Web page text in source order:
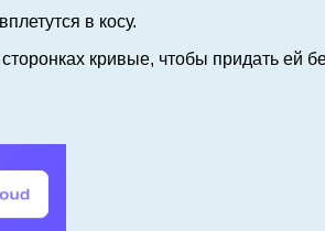
в косу.
кривые, чтобы придать ей